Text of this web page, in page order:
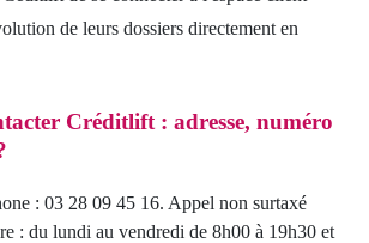
de leurs dossiers directement en
Créditlift : adresse, numéro
: 03 28 09 45 16. Appel non surtaxé
: du lundi au vendredi de 8h00 à 19h30 et